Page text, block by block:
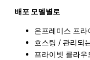
배포 모델별로
온프레미스 프
호스팅 / 관리되
프라이빗 클라